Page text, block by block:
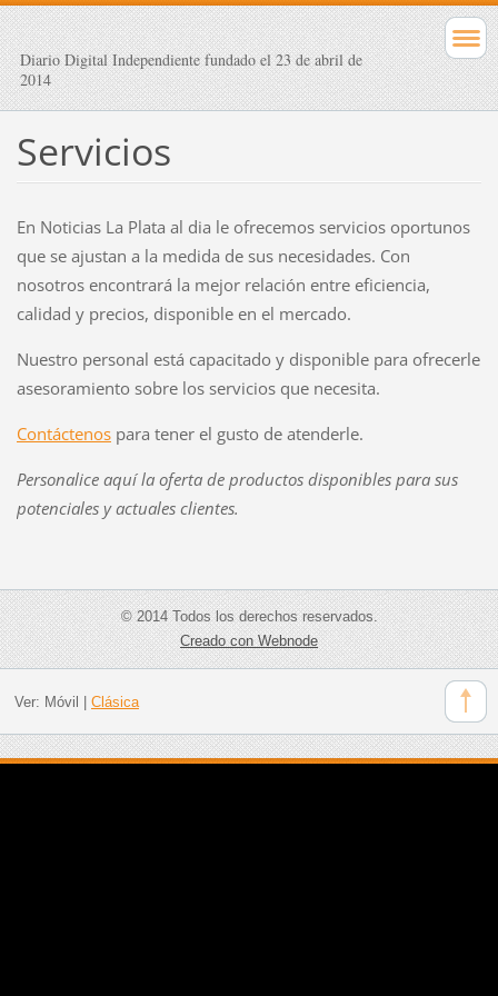
Diario Digital Independiente fundado el 23 de abril de
2014
Servicios
En Noticias La Plata al dia le ofrecemos servicios oportunos
que se ajustan a la medida de sus necesidades. Con
nosotros encontrará la mejor relación entre eficiencia,
calidad y precios, disponible en el mercado.
Nuestro personal está capacitado y disponible para ofrecerle
asesoramiento sobre los servicios que necesita.
Contáctenospara tener el gusto de atenderle.
Personalice aquí la oferta de productos disponibles para sus
potenciales y actuales clientes.
© 2014 Todos los derechos reservados.
Creado con Webnode
Ver: Móvil Clásica